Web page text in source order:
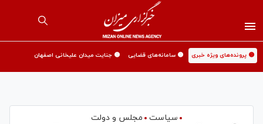
🟡 پرونده‌های ویژه خبری 🟡 سامانه‌های قضایی 🟡 جنایت میدان علیخانی اصفهان
سیاست
مجلس و دولت